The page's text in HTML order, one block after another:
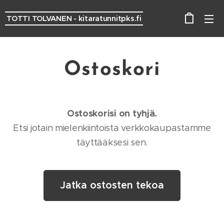
TOTTI TOLVANEN - kitaratunnitpks.fi
Ostoskori
Ostoskorisi on tyhjä.
Etsi jotain mielenkiintoista verkkokaupastamme
täyttääksesi sen.
Jatka ostosten tekoa